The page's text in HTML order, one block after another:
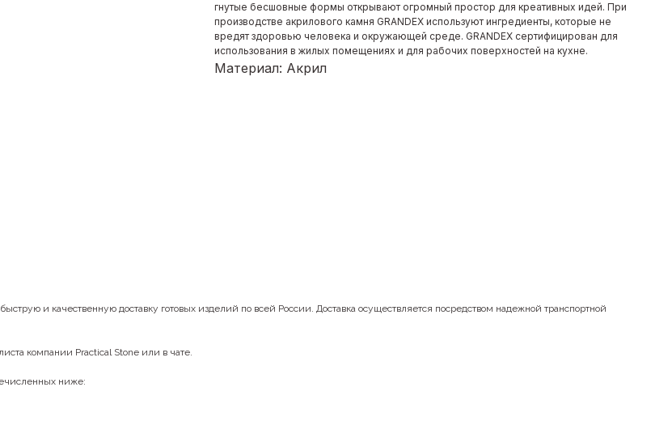
гнутые бесшовные формы открывают огромный простор для креативных идей. При
производстве акрилового камня GRANDEX используют ингредиенты, которые не
вредят здоровью человека и окружающей среде. GRANDEX сертифицирован для
использования в жилых помещениях и для рабочих поверхностей на кухне.
Материал: Акрил
и качественную доставку готовых изделий по всей России. Доставка осуществляется посредством надежной транспортной
компании Practical Stone или в чате.
ниже: